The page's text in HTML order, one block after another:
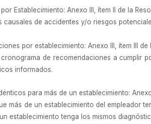
Establecimiento: Anexo III, ítem II de la
causales de accidentes y/o riesgos
por establecimiento: Anexo III, ítem III
de recomendaciones a cumplir
informados.
para más de un establecimiento:
más de un establecimiento del empleador
establecimiento tenga los mismos